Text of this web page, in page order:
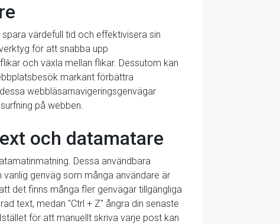
värdefull tid och effektivisera sin
för att snabba upp
och växla mellan flikar. Dessutom kan
markant förbättra
webbläsarnavigeringsgenvägar
på webben.
och datamatare
Dessa användbara
genväg som många användare är
det finns många fler genvägar tillgängliga
text, medan "Ctrl + Z" ångra din senaste
för att manuellt skriva varje post kan